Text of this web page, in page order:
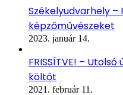
Székelyudvarhely
képzőművészeket
2023. január 14.
FRISSÍTVE! –
költőt
2021. február 11.